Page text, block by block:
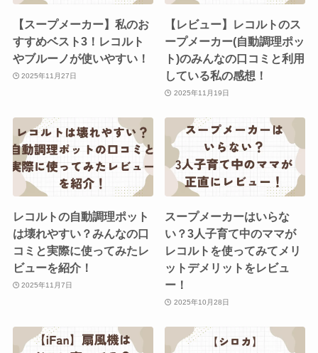
【スープメーカー】私のお
すすめベスト3！レコルト
やブルーノが使いやすい！
2025年11月27日
【レビュー】レコルトのス
ープメーカー(自動調理ポッ
ト)のみんなの口コミと利用
している私の感想！
2025年11月19日
レコルトの自動調理ポット
は壊れやすい？みんなの口
コミと実際に使ってみたレ
ビューを紹介！
2025年11月7日
スープメーカーはいらな
い？3人子育て中のママが
レコルトを使ってみてメリ
ットデメリットをレビュ
ー！
2025年10月28日